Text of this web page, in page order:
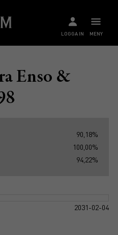
MENY
LOGGA IN
Enso &
90,18%
100,00%
94,22%
2031-02-04